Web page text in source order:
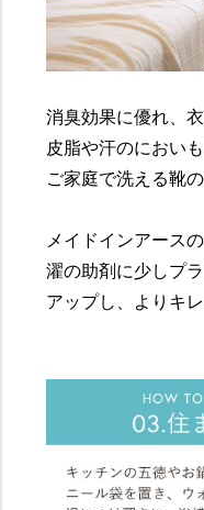
消臭効果に優れ、
皮脂や汗のにおい
ご家庭で洗える靴
メイドインアース
濯の助剤に少しプ
アップし、よりキ